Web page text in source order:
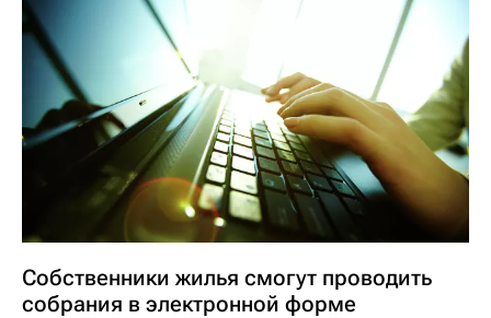
Собственники жилья смогут проводить
собрания в электронной форме